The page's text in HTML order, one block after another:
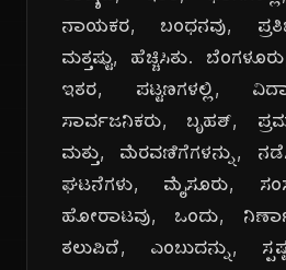
ನಾಯಕರ, ಬಂಧನವು,
ಮತ್ತಷ್ಟು, ಹೆಚ್ಚಿಸಿತು.
ಇತರ, ಪಟ್ಟಣಗಳಲ್ಲಿ,
ಸಾರ್ವಜನಿಕರು, ಬೃಹತ್,
ಮತ್ತು, ಮೆರವಣಿಗೆಗಳನ್ನು,
ಘಟನೆಗಳು, ಮೈಸೂರು,
ಹೋರಾಟವು, ಒಂದು,
ತಲುಪಿದೆ, ಎಂಬುದನ್ನು,